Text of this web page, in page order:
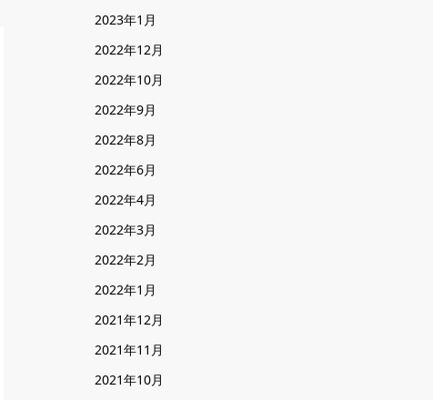
2023年1月
2022年12月
2022年10月
2022年9月
2022年8月
2022年6月
2022年4月
2022年3月
2022年2月
2022年1月
2021年12月
2021年11月
2021年10月